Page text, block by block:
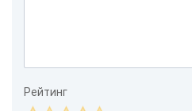
Рейтинг